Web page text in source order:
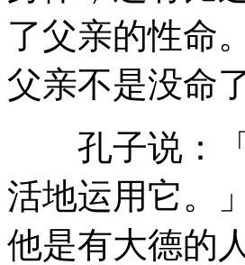
了父亲的性命
父亲不是没命
孔子说：「
活地运用它。
他是有大德的